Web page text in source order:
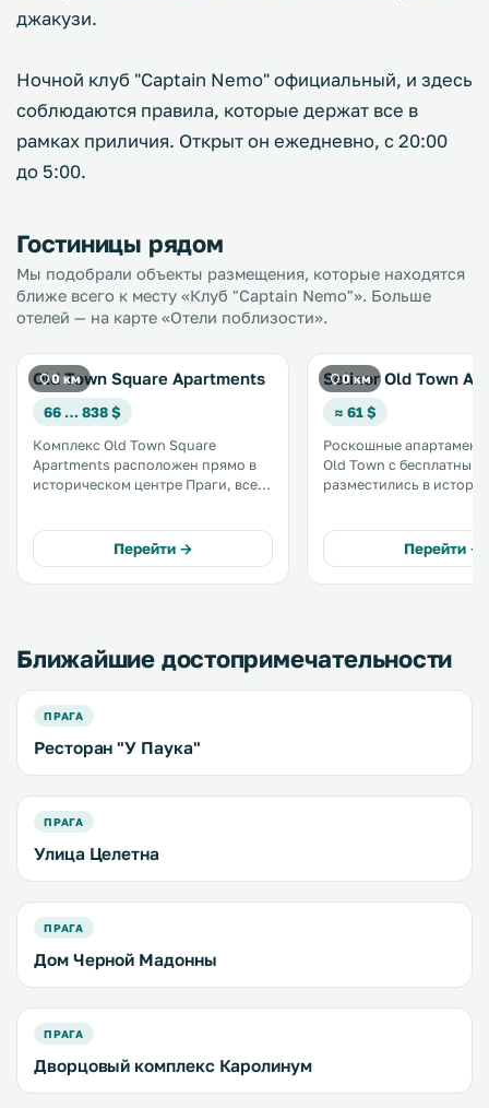
джакузи.
Ночной клуб "Captain Nemo" официальный, и здесь
соблюдаются правила, которые держат все в
рамках приличия. Открыт он ежедневно, с 20:00
до 5:00.
Гостиницы рядом
Мы подобрали объекты размещения, которые находятся
ближе всего к месту «Клуб "Captain Nemo"». Больше
отелей — на карте «Отели поблизости».
0 км
Old Town Square Apartments
66 … 838 $
Комплекс Old Town Square
Apartments расположен прямо в
историческом центре Праги, всего
Астрономических часов. .
Перейти →
0 км
Selinor Old Town
≈ 61 $
Роскошные
Old Town с бесплатным
разместились в
площади и в 11
средневекового
Перейти →
Ближайшие достопримечательности
ПРАГА
Ресторан "У Паука"
ПРАГА
Улица Целетна
ПРАГА
Дом Черной Мадонны
ПРАГА
Дворцовый комплекс Каролинум